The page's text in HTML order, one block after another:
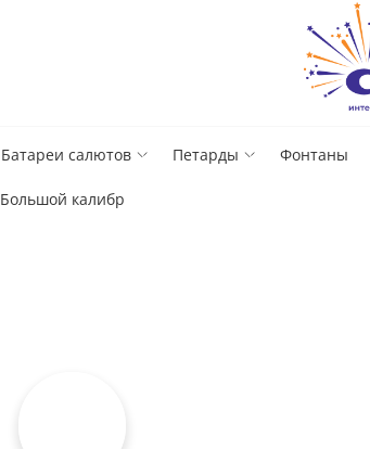
Батареи салютов Петарды Фонтаны
Большой калибр